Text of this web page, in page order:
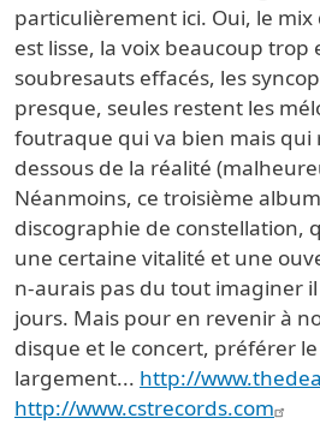
particulièrement ici. Oui, le
est lisse, la voix beaucoup trop
soubresauts effacés, les
presque, seules restent les
foutraque qui va bien mais qui
dessous de la réalité
Néanmoins, ce troisième
discographie de constellation,
une certaine vitalité et une
n-aurais pas du tout imaginer
jours. Mais pour en revenir à
disque et le concert, préférer
largement... http://
http://www.cstrecords.com